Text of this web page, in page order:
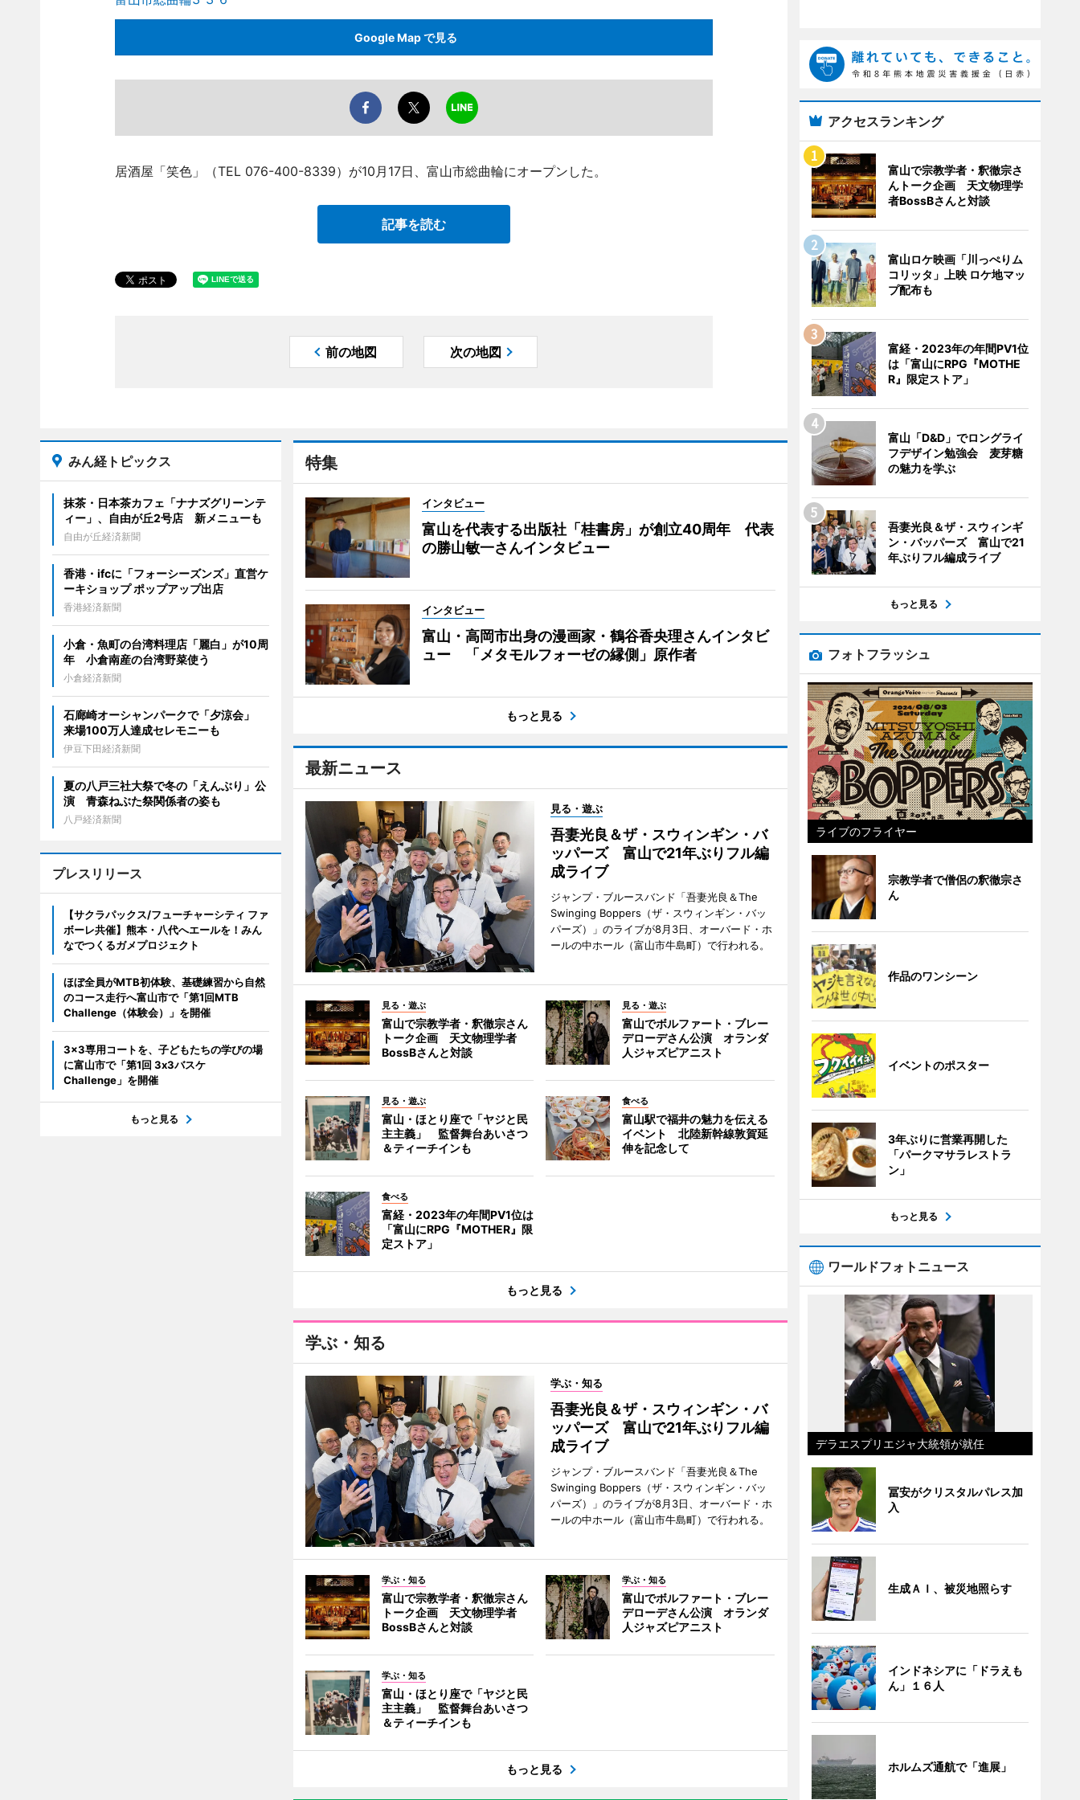
Google Map で見る
居酒屋「笑色」（TEL 076-400-8339）が10月17日、富山市総曲輪にオープンした。
記事を読む
前の地図 次の地図
特集
インタビュー
富山を代表する出版社「桂書房」が創立40周年 代表
の勝山敏一さんインタビュー
インタビュー
富山・高岡市出身の漫画家・鶴谷香央理さんインタビ
ュー 「メタモルフォーゼの縁側」原作者
もっと見る
最新ニュース
見る・遊ぶ
吾妻光良＆ザ・スウィンギン・バ
ッパーズ 富山で21年ぶりフル編
成ライブ
ジャンプ・ブルースバンド「吾妻光良＆The
Swinging Boppers（ザ・スウィンギン・バッ
パーズ）」のライブが8月3日、オーバード・ホ
ールの中ホール（富山市牛島町）で行われる。
見る・遊ぶ
富山で宗教学者・釈徹宗さん
トーク企画 天文物理学者
BossBさんと対談
見る・遊ぶ
富山でボルファート・ブレー
デローデさん公演 オランダ
人ジャズピアニスト
見る・遊ぶ
富山・ほとり座で「ヤジと民
主主義」 監督舞台あいさつ
＆ティーチインも
食べる
富山駅で福井の魅力を伝える
イベント 北陸新幹線敦賀延
伸を記念して
食べる
富経・2023年の年間PV1位は
「富山にRPG『MOTHER』限
定ストア」
もっと見る
学ぶ・知る
学ぶ・知る
吾妻光良＆ザ・スウィンギン・バ
ッパーズ 富山で21年ぶりフル編
成ライブ
ジャンプ・ブルースバンド「吾妻光良＆The
Swinging Boppers（ザ・スウィンギン・バッ
パーズ）」のライブが8月3日、オーバード・ホ
ールの中ホール（富山市牛島町）で行われる。
学ぶ・知る
富山で宗教学者・釈徹宗さん
トーク企画 天文物理学者
BossBさんと対談
学ぶ・知る
富山でボルファート・ブレー
デローデさん公演 オランダ
人ジャズピアニスト
学ぶ・知る
富山・ほとり座で「ヤジと民
主主義」 監督舞台あいさつ
＆ティーチインも
もっと見る
みん経トピックス
抹茶・日本茶カフェ「ナナズグリーンテ
ィー」、自由が丘2号店 新メニューも
自由が丘経済新聞
香港・ifcに「フォーシーズンズ」直営ケ
ーキショップ ポップアップ出店
香港経済新聞
小倉・魚町の台湾料理店「麗白」が10周
年 小倉南産の台湾野菜使う
小倉経済新聞
石廊崎オーシャンパークで「夕涼会」
来場100万人達成セレモニーも
伊豆下田経済新聞
夏の八戸三社大祭で冬の「えんぶり」公
演 青森ねぶた祭関係者の姿も
八戸経済新聞
プレスリリース
【サクラパックス/フューチャーシティ ファ
ボーレ共催】熊本・八代へエールを！みん
なでつくるガメプロジェクト
ほぼ全員がMTB初体験、基礎練習から自然
のコース走行へ富山市で「第1回MTB
Challenge（体験会）」を開催
3x3専用コートを、子どもたちの学びの場
に富山市で「第1回 3x3バスケ
Challenge」を開催
もっと見る
アクセスランキング
富山で宗教学者・釈徹宗さ
んトーク企画 天文物理学
者BossBさんと対談
富山ロケ映画「川っぺりム
コリッタ」上映 ロケ地マッ
プ配布も
富経・2023年の年間PV1位
は「富山にRPG『MOTHE
R』限定ストア」
富山「D&D」でロングライ
フデザイン勉強会 麦芽糖
の魅力を学ぶ
吾妻光良＆ザ・スウィンギ
ン・バッパーズ 富山で21
年ぶりフル編成ライブ
もっと見る
フォトフラッシュ
ライブのフライヤー
宗教学者で僧侶の釈徹宗さ
ん
作品のワンシーン
イベントのポスター
3年ぶりに営業再開した
「パークマサラレストラ
ン」
もっと見る
ワールドフォトニュース
デラエスプリエジャ大統領が就任
冨安がクリスタルパレス加
入
生成ＡＩ、被災地照らす
インドネシアに「ドラえも
ん」１６人
ホルムズ通航で「進展」